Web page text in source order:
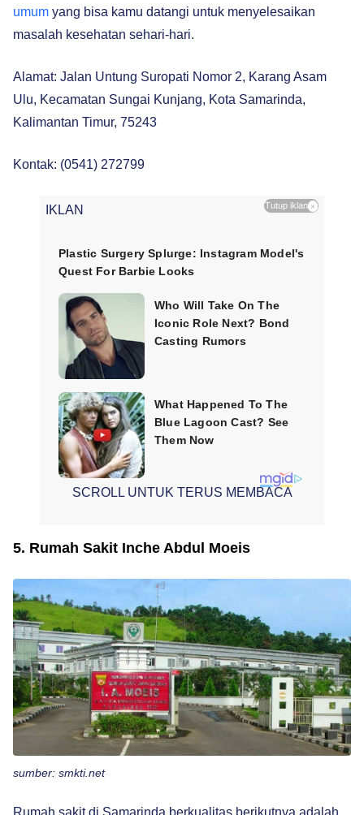
umum yang bisa kamu datangi untuk menyelesaikan
masalah kesehatan sehari-hari.
Alamat: Jalan Untung Suropati Nomor 2, Karang Asam
Ulu, Kecamatan Sungai Kunjang, Kota Samarinda,
Kalimantan Timur, 75243
Kontak: (0541) 272799
IKLAN Tutup iklan ×
SCROLL UNTUK TERUS MEMBACA
5. Rumah Sakit Inche Abdul Moeis
sumber: smkti.net